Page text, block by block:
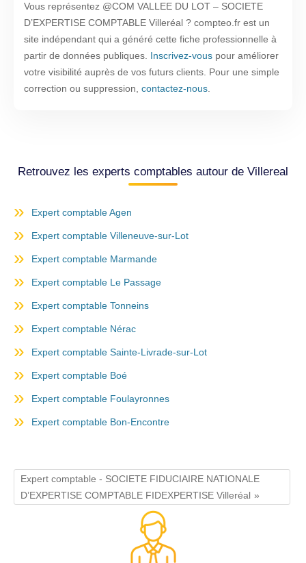
Vous représentez @COM VALLEE DU LOT – SOCIETE
D’EXPERTISE COMPTABLE Villeréal ? compteo.fr est un
site indépendant qui a généré cette fiche professionnelle à
partir de données publiques. Inscrivez-vous pour améliorer
votre visibilité auprès de vos futurs clients. Pour une simple
correction ou suppression, contactez-nous
Retrouvez les experts comptables autour de Villereal
Expert comptable Agen
Expert comptable Villeneuve-sur-Lot
Expert comptable Marmande
Expert comptable Le Passage
Expert comptable Tonneins
Expert comptable Nérac
Expert comptable Sainte-Livrade-sur-Lot
Expert comptable Boé
Expert comptable Foulayronnes
Expert comptable Bon-Encontre
Expert comptable - SOCIETE FIDUCIAIRE NATIONALE
D’EXPERTISE COMPTABLE FIDEXPERTISE Villeréal